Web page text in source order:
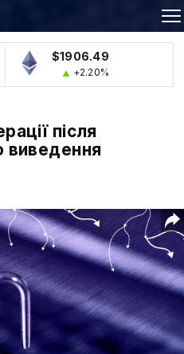
$1906.49
+2.20%
після
виведення